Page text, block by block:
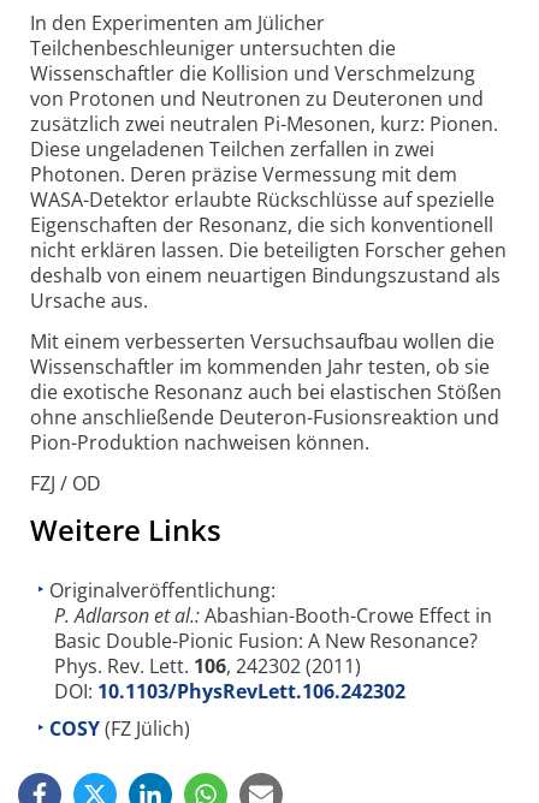
In den Experimenten am Jülicher
Teilchenbeschleuniger untersuchten die
Wissenschaftler die Kollision und Verschmelzung
von Protonen und Neutronen zu Deuteronen und
zusätzlich zwei neutralen Pi-Mesonen, kurz: Pionen.
Diese ungeladenen Teilchen zerfallen in zwei
Photonen. Deren präzise Vermessung mit dem
WASA-Detektor erlaubte Rückschlüsse auf spezielle
Eigenschaften der Resonanz, die sich konventionell
nicht erklären lassen. Die beteiligten Forscher gehen
deshalb von einem neuartigen Bindungszustand als
Ursache aus.
Mit einem verbesserten Versuchsaufbau wollen die
Wissenschaftler im kommenden Jahr testen, ob sie
die exotische Resonanz auch bei elastischen Stößen
ohne anschließende Deuteron-Fusionsreaktion und
Pion-Produktion nachweisen können.
FZJ / OD
Weitere Links
Originalveröffentlichung:
P. Adlarson et al.:Abashian-Booth-Crowe Effect in
Basic Double-Pionic Fusion: A New Resonance?
Phys. Rev. Lett. 106, 242302 (2011)
DOI: 10.1103/PhysRevLett.106.242302
COSY(FZ Jülich)